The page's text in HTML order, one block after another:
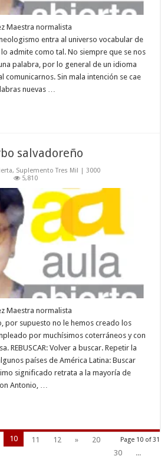
Maestra normalista
entra al universo vocabular de
lo admite como tal. No siempre que se nos
palabra, por lo general de un idioma
comunicarnos. Sin mala intención se cae
nuevas …
salvadoreño
, Suplemento Tres Mil | 3000
verbo
salvadoreño
5,810
Maestra normalista
por supuesto no le hemos creado los
por muchísimos coterráneos y con
REBUSCAR: Volver a buscar. Repetir la
países de América Latina: Buscar
significado retrata a la mayoría de
Antonio, …
Page 10 of 31
10 11 12 »
20
30
...